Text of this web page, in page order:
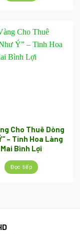
Cho Thuê Dòng
– Tinh Hoa Làng
Mai Bình Lợi
Đọc tiếp